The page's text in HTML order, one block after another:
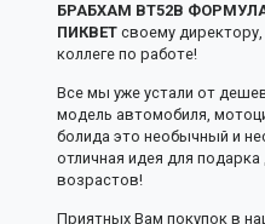
БРАБХАМ BT52B
ПИКВЕТ своему директору,
коллеге по работе!
Все мы уже устали от
модель автомобиля,
болида это необычный и
отличная идея для подарка
возрастов!
Приятных Вам покупок в